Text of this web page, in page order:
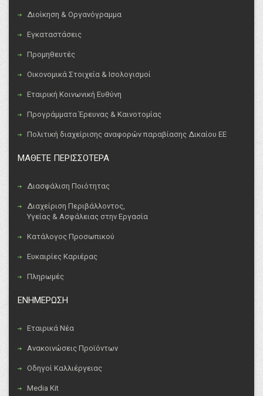
Διοίκηση & Οργανόγραμμα
Εγκαταστάσεις
Προμηθευτές
Οικονομικά Στοιχεία & Ισολογισμοί
Εταιρική Κοινωνική Ευθύνη
Προγράμματα Έρευνας & Καινοτομίας
Πολιτική διαχείρισης αναφορών παραβίασης Δικαίου ΕΕ
ΜΑΘΕΤΕ ΠΕΡΙΣΣΟΤΕΡΑ
Διασφάλιση Ποιότητας
Διαχείριση Περιβάλλοντος,
Υγείας & Ασφάλειας στην Εργασία
Κατάλογος Προσωπικού
Ευκαιρίες Καριέρας
Πληρωμές
ΕΝΗΜΕΡΩΣΗ
Εταιρικά Νέα
Ανακοινώσεις Προϊόντων
Οδηγοί Καλλιέργειας
Media Kit